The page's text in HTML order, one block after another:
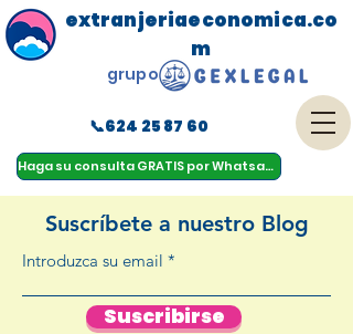
Haga su consulta GRATIS por Whatsapp
menu
extranjeriaeconomica.co
m
📞624 25 87 60
grupo
Suscríbete a nuestro Blog
Introduzca su email
Suscribirse